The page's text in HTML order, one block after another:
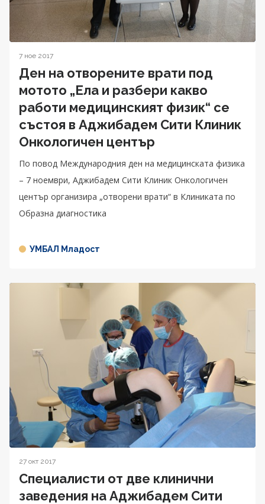
7 ное 2017
Ден на отворените врати под
мотото „Ела и разбери какво
работи медицинският физик“ се
състоя в Аджибадем Сити Клиник
Онкологичен център
По повод Международния ден на медицинската физика
– 7 ноември, Аджибадем Сити Клиник Онкологичен
център организира „отворени врати“ в Клиниката по
Образна диагностика
УМБАЛ Младост
27 окт 2017
Специалисти от две клинични
заведения на Аджибадем Сити